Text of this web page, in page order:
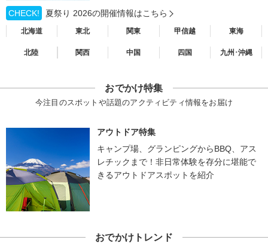
CHECK! 夏祭り 2026の開催情報はこちら
北海道 東北 関東 甲信越 東海
北陸 関西 中国 四国 九州･沖縄
おでかけ特集
今注目のスポットや話題のアクティビティ情報をお届け
アウトドア特集
キャンプ場、グランピングからBBQ、アス
レチックまで！非日常体験を存分に堪能で
きるアウトドアスポットを紹介
おでかけトレンド